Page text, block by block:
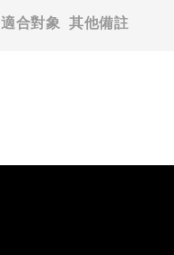
適合對象 其他備註